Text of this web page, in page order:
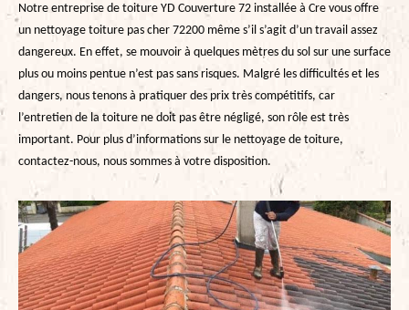
Notre entreprise de toiture YD Couverture 72 installée à Cre vous offre
un nettoyage toiture pas cher 72200 même s’il s’agit d’un travail assez
dangereux. En effet, se mouvoir à quelques mètres du sol sur une surface
plus ou moins pentue n’est pas sans risques. Malgré les difficultés et les
dangers, nous tenons à pratiquer des prix très compétitifs, car
l’entretien de la toiture ne doit pas être négligé, son rôle est très
important. Pour plus d’informations sur le nettoyage de toiture,
contactez-nous, nous sommes à votre disposition.